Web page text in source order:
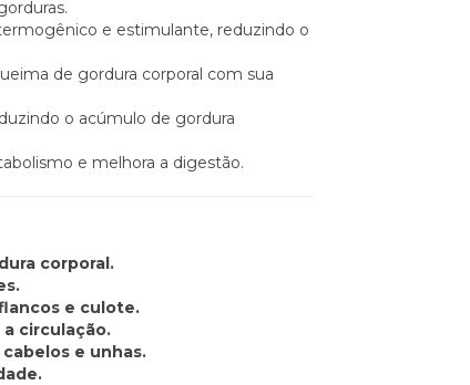
e estimulante, reduzindo o
de gordura corporal com sua
o acúmulo de gordura
e melhora a digestão.
corporal.
e culote.
circulação.
e unhas.